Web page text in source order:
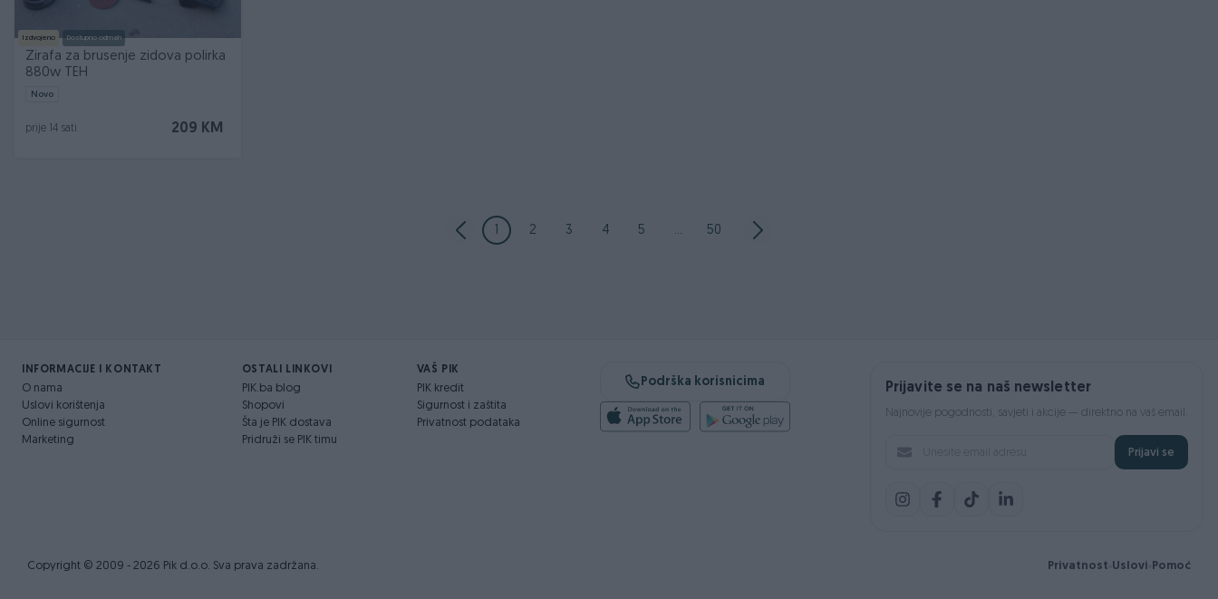
Izdvojeno Dostupno odmah
Zirafa za brusenje zidova polirka
880w TEH
Novo
209 KM
prije 14 sati
1 2 3 4 5 ... 50
INFORMACIJE I KONTAKT
O nama
Uslovi korištenja
Online sigurnost
Marketing
OSTALI LINKOVI
PIK.ba blog
Shopovi
Šta je PIK dostava
Pridruži se PIK timu
VAŠ PIK
PIK kredit
Sigurnost i zaštita
Privatnost podataka
Podrška korisnicima Prijavite se na naš newsletter
Najnovije pogodnosti, savjeti i akcije — direktno na vaš email.
Prijavi se
Copyright © 2009 - 2026 Pik d.o.o. Sva prava zadržana. Privatnost Uslovi Pomoć